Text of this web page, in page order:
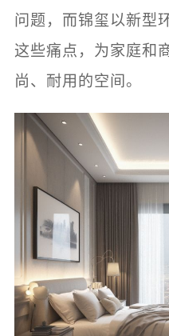
问题，而锦玺以新型
这些痛点，为家庭和
尚、耐用的空间。